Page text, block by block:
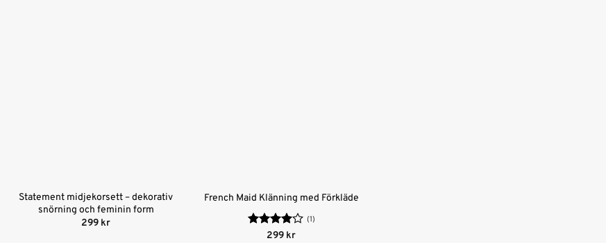
Statement midjekorsett – dekorativ
snörning och feminin form
299 kr
French Maid Klänning med Förkläde
Betygsatt
(1)
299 kr